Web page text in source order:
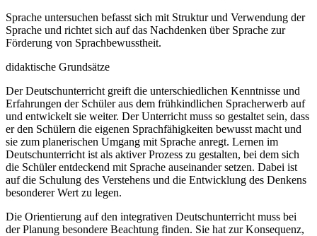
Sprache untersuchen befasst sich mit Struktur und Verwendung der
Sprache und richtet sich auf das Nachdenken über Sprache zur
Förderung von Sprachbewusstheit.
didaktische Grundsätze
Der Deutschunterricht greift die unterschiedlichen Kenntnisse und
Erfahrungen der Schüler aus dem frühkindlichen Spracherwerb auf
und entwickelt sie weiter. Der Unterricht muss so gestaltet sein, dass
er den Schülern die eigenen Sprachfähigkeiten bewusst macht und
sie zum planerischen Umgang mit Sprache anregt. Lernen im
Deutschunterricht ist als aktiver Prozess zu gestalten, bei dem sich
die Schüler entdeckend mit Sprache auseinander setzen. Dabei ist
auf die Schulung des Verstehens und die Entwicklung des Denkens
besonderer Wert zu legen.
Die Orientierung auf den integrativen Deutschunterricht muss bei
der Planung besondere Beachtung finden. Sie hat zur Konsequenz,